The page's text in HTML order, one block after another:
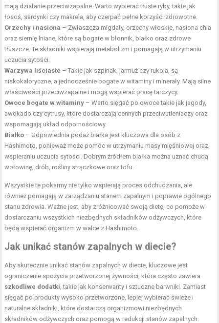
mają działanie przeciwzapalne. Warto wybierać tłuste ryby, takie jak
łosoś, sardynki czy makrela, aby czerpać pełne korzyści zdrowotne.
Orzechy i nasiona – Zwłaszcza migdały, orzechy włoskie, nasiona chia
oraz siemię lniane, które są bogate w błonnik, białko oraz zdrowe
tłuszcze. Te składniki wspierają metabolizm i pomagają w utrzymaniu
uczucia sytości.
Warzywa liściaste – Takie jak szpinak, jarmuż czy rukola, są
niskokaloryczne, a jednocześnie bogate w witaminy i minerały. Mają silne
właściwości przeciwzapalne i mogą wspierać pracę tarczycy.
Owoce bogate w witaminy – Warto sięgać po owoce takie jak jagody,
awokado czy cytrusy, które dostarczają cennych przeciwutleniaczy oraz
wspomagają układ odpornościowy.
Białko – Odpowiednia podaż białka jest kluczowa dla osób z
Hashimoto, ponieważ może pomóc w utrzymaniu masy mięśniowej oraz
wspieraniu uczucia sytości. Dobrym źródłem białka można uznać chudą
wołowinę, drób, rośliny strączkowe oraz tofu.
Wszystkie te pokarmy nie tylko wspierają proces odchudzania, ale
również pomagają w zarządzaniu stanem zapalnym i poprawie ogólnego
stanu zdrowia. Ważne jest, aby zróżnicować swoją dietę, co pomoże w
dostarczaniu wszystkich niezbędnych składników odżywczych, które
będą wspierać organizm w walce z Hashimoto.
Jak unikać stanów zapalnych w diecie?
Aby skutecznie unikać stanów zapalnych w diecie, kluczowe jest
ograniczenie spożycia przetworzonej żywności, która często zawiera
szkodliwe dodatki, takie jak konserwanty i sztuczne barwniki. Zamiast
sięgać po produkty wysoko przetworzone, lepiej wybierać świeże i
naturalne składniki, które dostarczą organizmowi niezbędnych
składników odżywczych oraz pomogą w redukcji stanów zapalnych.